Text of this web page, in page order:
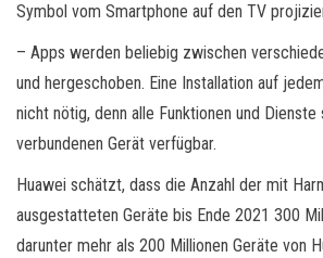
Symbol vom Smartphone auf den TV
– Apps werden beliebig zwischen
und hergeschoben. Eine Installation auf
nicht nötig, denn alle Funktionen und
verbundenen Gerät verfügbar.
Huawei schätzt, dass die Anzahl der mit
ausgestatteten Geräte bis Ende 2021 300
darunter mehr als 200 Millionen Geräte von